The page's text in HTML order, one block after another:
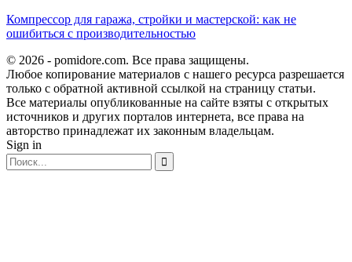
Компрессор для гаража, стройки и мастерской: как не
ошибиться с производительностью
© 2026 - pomidore.com. Все права защищены.
Любое копирование материалов с нашего ресурса разрешается
только с обратной активной ссылкой на страницу статьи.
Все материалы опубликованные на сайте взяты с открытых
источников и других порталов интернета, все права на
авторство принадлежат их законным владельцам.
Sign in